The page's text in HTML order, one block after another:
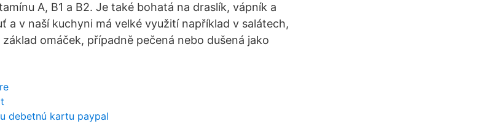
A, B1 a B2. Je také bohatá na draslík, vápník a
a v naší kuchyni má velké využití například v salátech,
omáček, případně pečená nebo dušená jako
debetnú kartu paypal